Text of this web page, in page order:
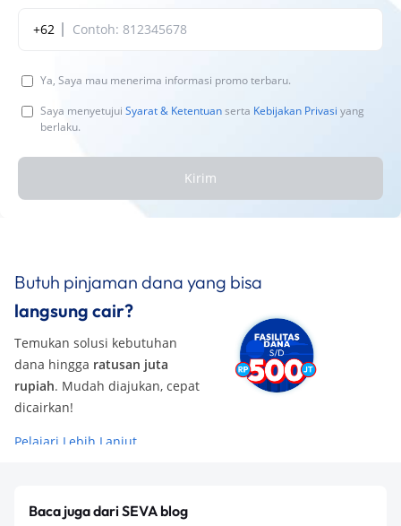
+62
Ya, Saya mau menerima informasi promo terbaru.
Saya menyetujui Syarat & Ketentuanserta Kebijakan Privasi yang
berlaku.
Kirim
Butuh pinjaman dana yang bisa
langsung cair?
Temukan solusi kebutuhan
dana hingga ratusan juta
rupiah. Mudah diajukan, cepat
dicairkan!
Pelajari Lebih Lanjut
Baca juga dari SEVA blog